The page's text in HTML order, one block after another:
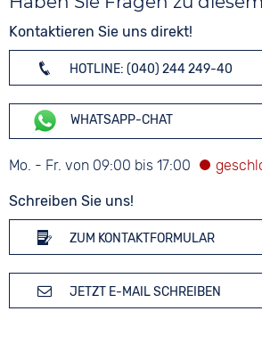
Kontaktieren Sie uns direkt!
HOTLINE: (040) 244 249-40
WHATSAPP-CHAT
Mo. - Fr. von 09:00 bis 17:00
Schreiben Sie uns!
ZUM KONTAKTFORMULAR
JETZT E-MAIL SCHREIBEN